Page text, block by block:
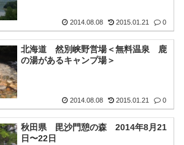
2014.08.08 2015.01.21 0
北海道 然別峡野営場＜無料温泉 鹿
の湯があるキャンプ場＞
2014.08.08 2015.01.21 0
秋田県 毘沙門憩の森 2014年8月21
日〜22日